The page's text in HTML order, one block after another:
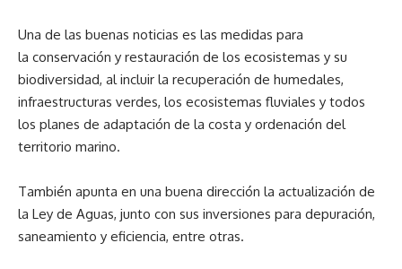
Una de las buenas noticias es las medidas para
la conservación y restauración de los ecosistemas y su
biodiversidad, al incluir la recuperación de humedales,
infraestructuras verdes, los ecosistemas fluviales y todos
los planes de adaptación de la costa y ordenación del
territorio marino.
También apunta en una buena dirección la actualización de
la Ley de Aguas, junto con sus inversiones para depuración,
saneamiento y eficiencia, entre otras.